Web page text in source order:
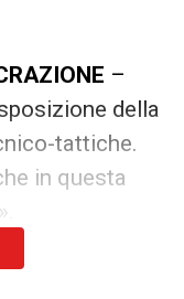
–
della
tattiche.
in questa